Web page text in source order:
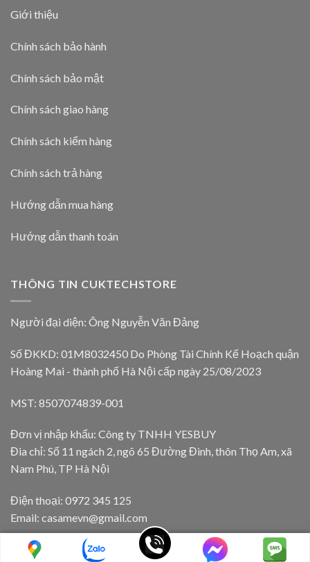
Giới thiệu
Chính sách bảo hành
Chính sách bảo mật
Chính sách giao hàng
Chính sách kiểm hàng
Chính sách trả hàng
Hướng dẫn mua hàng
Hướng dẫn thanh toán
THÔNG TIN CUKTECHSTORE
Người đại diện: Ông Nguyễn Văn Đảng
Số ĐKKD: 01M8032450 Do Phòng Tài Chính Kế Hoạch quận
Hoàng Mai - thành phố Hà Nội cấp ngày 25/08/2023
MST: 8507074839-001
Đơn vị nhập khẩu: Công ty TNHH YESBUY
Đia chỉ: Số 11 ngách 2, ngõ 65 Đường Đình, thôn Thọ Am, xã
Nam Phú, TP Hà Nội
Điện thoại: 0972 345 125
Email: casamevn@gmail.com